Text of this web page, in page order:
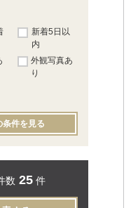
新着5日以
内
外観写真あ
り
条件を見る
数 25 件